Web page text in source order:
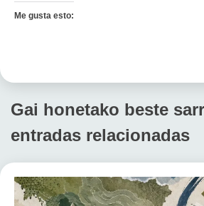
Me gusta esto:
Gai honetako beste
entradas relacionadas